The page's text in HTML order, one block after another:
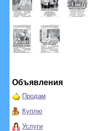
Объявления
Продам
Куплю
Услуги